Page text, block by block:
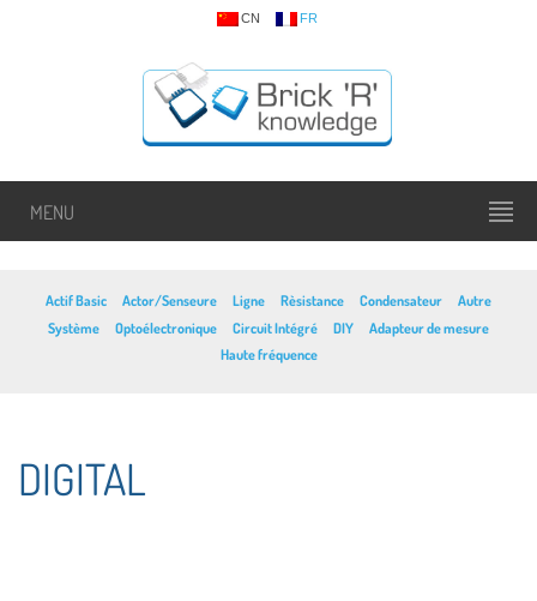
CN FR
MENU
Actif Basic Actor/Senseure Ligne Rèsistance Condensateur
Autre
Système
Optoélectronique Circuit Intégré DIY
Adapteur de mesure
Haute fréquence
DIGITAL